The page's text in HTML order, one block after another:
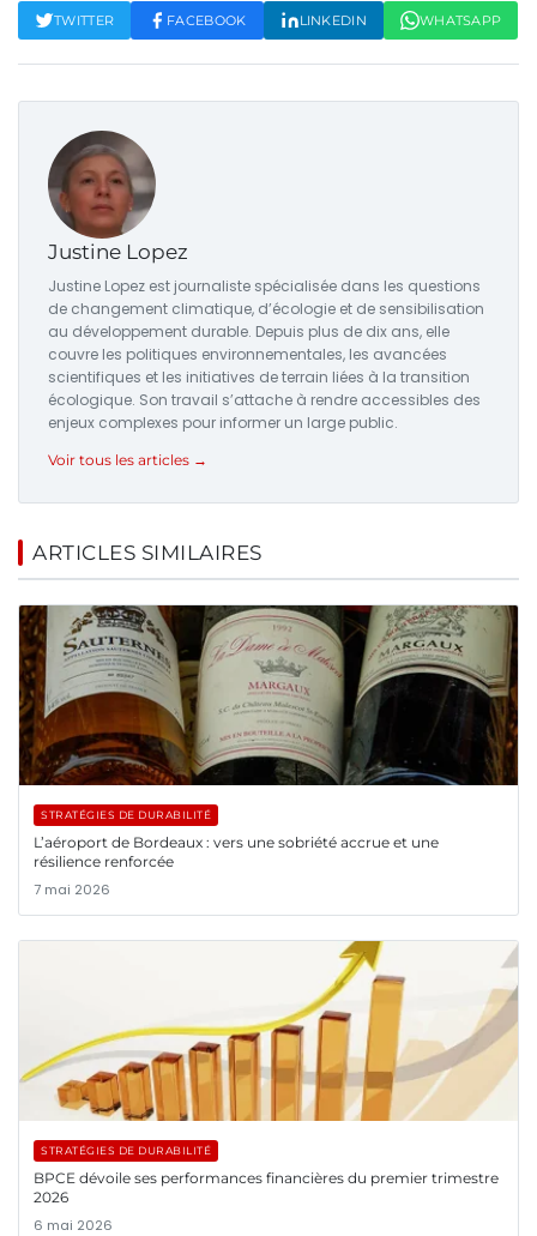
TWITTER FACEBOOK LINKEDIN WHATSAPP
Justine Lopez
Justine Lopez est journaliste spécialisée dans les questions
de changement climatique, d’écologie et de sensibilisation
au développement durable. Depuis plus de dix ans, elle
couvre les politiques environnementales, les avancées
scientifiques et les initiatives de terrain liées à la transition
écologique. Son travail s’attache à rendre accessibles des
enjeux complexes pour informer un large public.
Voir tous les articles →
ARTICLES SIMILAIRES
STRATÉGIES DE DURABILITÉ
L’aéroport de Bordeaux : vers une sobriété accrue et une
résilience renforcée
7 mai 2026
STRATÉGIES DE DURABILITÉ
BPCE dévoile ses performances financières du premier trimestre
2026
6 mai 2026